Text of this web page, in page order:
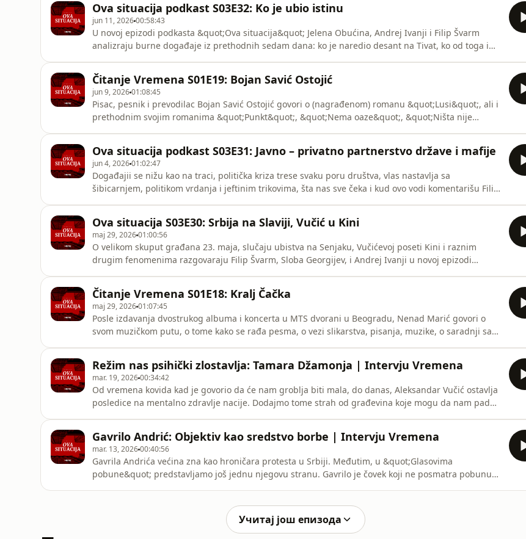
Ova situacija podkast S03E32: Ko je ubio istinu
jun 11, 202600:58:43
U novoj epizodi podkasta &quot;Ova situacija&quot; Jelena Obućina, Andrej Ivanji i Filip Švarm
analizraju burne događaje iz prethodnih sedam dana: ko je naredio desant na Tivat, ko od toga ima
restoranu 27 i ulogom Veselina Milića u tom događaju.
Čitanje Vremena S01E19: Bojan Savić Ostojić
jun 9, 202601:08:45
Pisac, pesnik i prevodilac Bojan Savić Ostojić govori o (nagrađenom) romanu &quot;Lusi&quot;, ali i
prethodnim svojim romanima &quot;Punkt&quot;, &quot;Nema oaze&quot;, &quot;Ništa nije
koliki je udeo stvarnosti u p
Ova situacija podkast S03E31: Javno – privatno partnerstvo države i mafije
jun 4, 202601:02:47
Događajii se nižu kao na traci, politička kriza trese svaku poru društva, vlas nastavlja sa
šibicarnjem, politikom vrdanja i jeftinim trikovima, šta nas sve čeka i kud ovo vodi komentarišu Filip
Ova situacija S03E30: Srbija na Slaviji, Vučić u Kini
maj 29, 202601:00:56
O velikom skuput građana 23. maja, slučaju ubistva na Senjaku, Vučićevoj poseti Kini i raznim
drugim fenomenima razgovaraju Filip Švarm, Sloba Georgijev, i Andrej Ivanji u novoj epizodi
Čitanje Vremena S01E18: Kralj Čačka
maj 29, 202601:07:45
Posle izdavanja dvostrukog albuma i koncerta u MTS dvorani u Beogradu, Nenad Marić govori o
svom muzičkom putu, o tome kako se rađa pesma, o vezi slikarstva, pisanja, muzike, o saradnji sa
Režim nas psihički zlostavlja: Tamara Džamonja | Intervju Vremena
mar. 19, 202600:34:42
Od vremena kovida kad je govorio da će nam groblja biti mala, do danas, Aleksandar Vučić ostavlja
posledice na mentalno zdravlje nacije. Dodajmo tome strah od građevina koje mogu da nam padnu
Tamara Džamon
Gavrilo Andrić: Objektiv kao sredstvo borbe | Intervju Vremena
mar. 13, 202600:40:56
Gavrila Andrića većina zna kao hroničara protesta u Srbiji. Međutim, u &quot;Glasovima
pobune&quot; predstavljamo još jednu njegovu stranu. Gavrilo je čovek koji ne posmatra pobunu
Учитај још епизода